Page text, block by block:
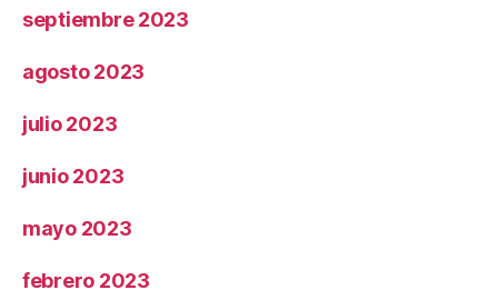
septiembre 2023
agosto 2023
julio 2023
junio 2023
mayo 2023
febrero 2023